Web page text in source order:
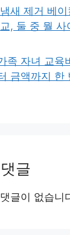
새 제거 베
, 둘 중 뭘
족 자녀 교육
금액까지 한
글
글이 없습니